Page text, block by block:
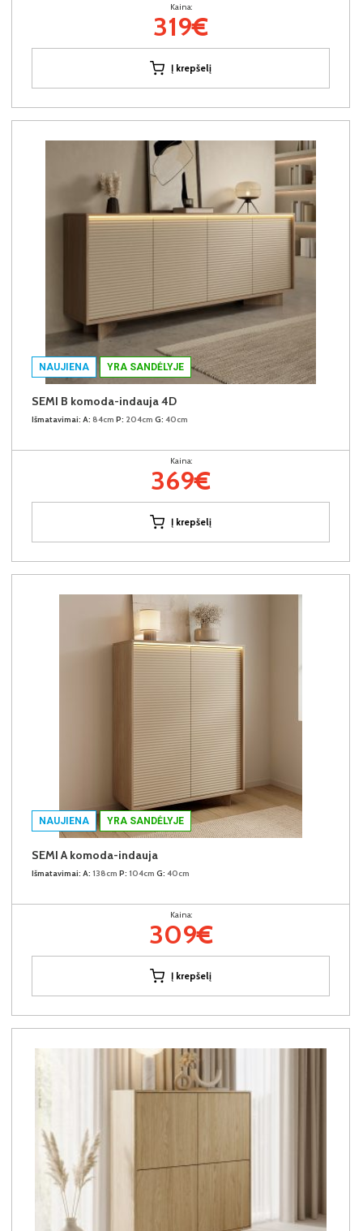
Kaina:
319€
Į krepšelį
NAUJIENA YRA SANDĖLYJE
SEMI B komoda-indauja 4D
Išmatavimai: A: 84cm P: 204cm G: 40cm
Kaina:
369€
Į krepšelį
NAUJIENA YRA SANDĖLYJE
SEMI A komoda-indauja
Išmatavimai: A: 138cm P: 104cm G: 40cm
Kaina:
309€
Į krepšelį